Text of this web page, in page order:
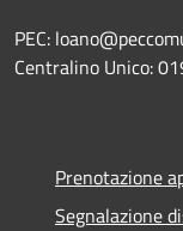
PEC:
Centralino Unico:
Prenotazione
Segnalazione